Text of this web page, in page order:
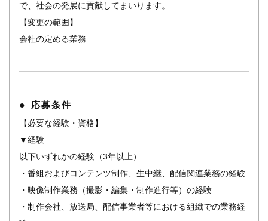
で、社会の発展に貢献してまいります。
【変更の範囲】
会社の定める業務
応募条件
【必要な経験・資格】
▼経験
以下いずれかの経験（3年以上）
・番組およびコンテンツ制作、生中継、配信関連業務の経験
・映像制作業務（撮影・編集・制作進行等）の経験
・制作会社、放送局、配信事業者等における組織での業務経